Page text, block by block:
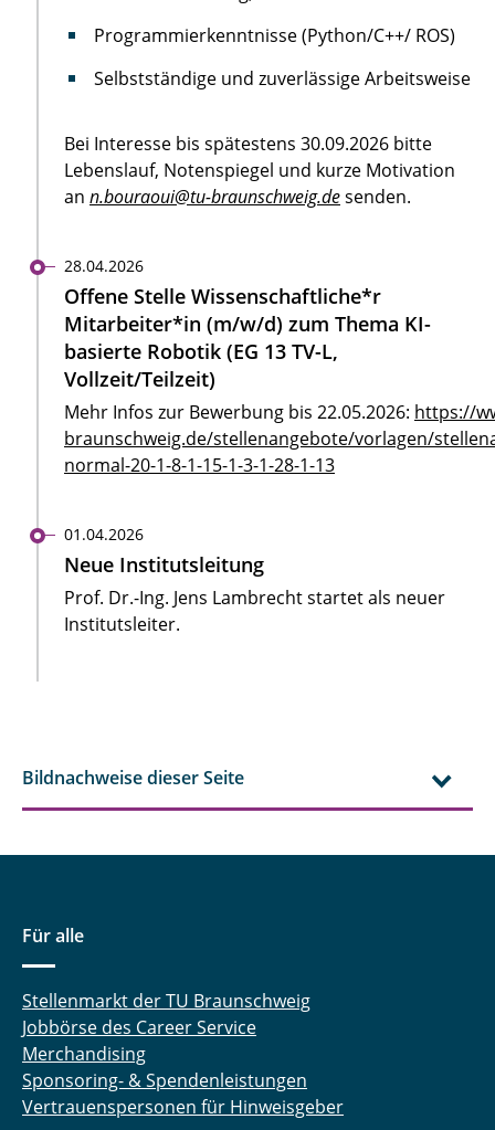
Programmierkenntnisse (Python/C++/ ROS)
Selbstständige und zuverlässige Arbeitsweise
Bei Interesse bis spätestens 30.09.2026 bitte
Lebenslauf, Notenspiegel und kurze Motivation
an n.bouraoui@tu-braunschweig.desenden.
28.04.2026
Offene Stelle Wissenschaftliche*r
Mitarbeiter*in (m/w/d) zum Thema KI-
basierte Robotik (EG 13 TV-L,
Vollzeit/Teilzeit)
Mehr Infos zur Bewerbung bis 22.05.2026: https://
braunschweig.de/stellenangebote/vorlagen/
normal-20-1-8-1-15-1-3-1-28-1-13
01.04.2026
Neue Institutsleitung
Prof. Dr.-Ing. Jens Lambrecht startet als neuer
Institutsleiter.
Bildnachweise dieser Seite
Für alle
Stellenmarkt der TU Braunschweig
Jobbörse des Career Service
Merchandising
Sponsoring- & Spendenleistungen
Vertrauenspersonen für Hinweisgeber